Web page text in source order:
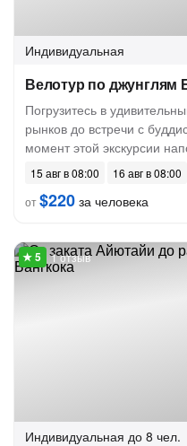
Индивидуальная
Велотур по джунглям
Погрузитесь в
рынков до встречи с
момент этой экскурсии
15 авг в 08:00
16 авг в 08:00
от$220 за человека
1 отзыв
Индивидуальная до 8 чел.